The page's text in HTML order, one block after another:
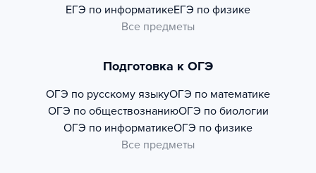
ЕГЭ по информатикеЕГЭ по физике
Все предметы
Подготовка к ОГЭ
ОГЭ по русскому языкуОГЭ по математике
ОГЭ по обществознаниюОГЭ по биологии
ОГЭ по информатикеОГЭ по физике
Все предметы